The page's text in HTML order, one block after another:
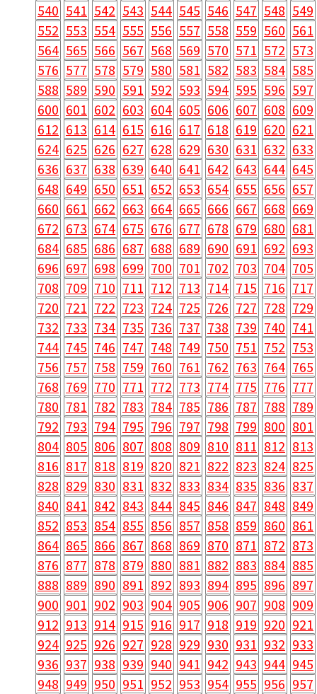
540 541 542 543 544 545 546 547 548 549
552 553 554 555 556 557 558 559 560 561
564 565 566 567 568 569 570 571 572 573
576 577 578 579 580 581 582 583 584 585
588 589 590 591 592 593 594 595 596 597
600 601 602 603 604 605 606 607 608 609
612 613 614 615 616 617 618 619 620 621
624 625 626 627 628 629 630 631 632 633
636 637 638 639 640 641 642 643 644 645
648 649 650 651 652 653 654 655 656 657
660 661 662 663 664 665 666 667 668 669
672 673 674 675 676 677 678 679 680 681
684 685 686 687 688 689 690 691 692 693
696 697 698 699 700 701 702 703 704 705
708 709 710 711 712 713 714 715 716 717
720 721 722 723 724 725 726 727 728 729
732 733 734 735 736 737 738 739 740 741
744 745 746 747 748 749 750 751 752 753
756 757 758 759 760 761 762 763 764 765
768 769 770 771 772 773 774 775 776 777
780 781 782 783 784 785 786 787 788 789
792 793 794 795 796 797 798 799 800 801
804 805 806 807 808 809 810 811 812 813
816 817 818 819 820 821 822 823 824 825
828 829 830 831 832 833 834 835 836 837
840 841 842 843 844 845 846 847 848 849
852 853 854 855 856 857 858 859 860 861
864 865 866 867 868 869 870 871 872 873
876 877 878 879 880 881 882 883 884 885
888 889 890 891 892 893 894 895 896 897
900 901 902 903 904 905 906 907 908 909
912 913 914 915 916 917 918 919 920 921
924 925 926 927 928 929 930 931 932 933
936 937 938 939 940 941 942 943 944 945
948 949 950 951 952 953 954 955 956 957